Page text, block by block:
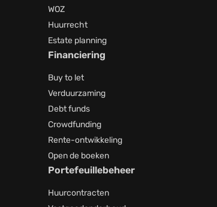
WOZ
Huurrecht
Estate planning
Financiering
Buy to let
Verduurzaming
Debt funds
Crowdfunding
Rente-ontwikkeling
Open de boeken
Portefeuillebeheer
Huurcontracten